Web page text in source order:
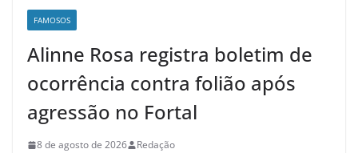
FAMOSOS
Alinne Rosa registra boletim de
ocorrência contra folião após
agressão no Fortal
8 de agosto de 2026 Redação